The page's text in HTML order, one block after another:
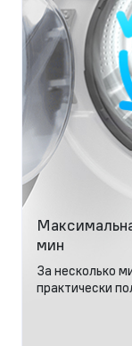
мин
За несколько
практически